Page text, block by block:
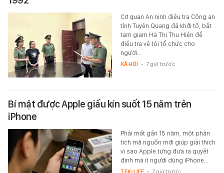
Cơ quan An ninh điều tra Công an
tỉnh Tuyên Quang đã khởi tố, bắt
tạm giam Hà Thị Thu Hiền để
điều tra về tội tổ chức cho
người…
XÃ HỘI - 7 giờ trước
Bí mật được Apple giấu kín suốt 15 năm trên
iPhone
Phải mất gần 15 năm, một phân
tích mã nguồn mới giúp giải thích
vì sao Apple từng đưa ra quyết
định mà ít người dùng iPhone…
TEK-LIFE - 7 giờ trước